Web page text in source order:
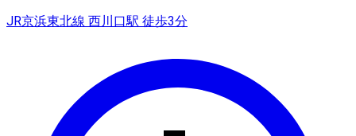
JR京浜東北線 西川口駅 徒歩3分